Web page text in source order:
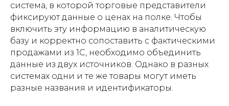
система, в которой торговые представители
фиксируют данные о ценах на полке. Чтобы
включить эту информацию в аналитическую
базу и корректно сопоставить с фактическими
продажами из 1С, необходимо объединить
данные из двух источников. Однако в разных
системах одни и те же товары могут иметь
разные названия и идентификаторы.